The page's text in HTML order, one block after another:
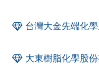
台灣大金先端化
大東樹脂化學股